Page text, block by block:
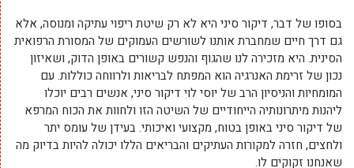
בסופו של דבר, דיקור סיני היא לא רק שיטת ריפוי עתיקה ומנוסה, אלא
גם דרך חיים שמחברת אותנו לשורשים העמוקים של המסורת הרפואית
הסינית. היא מזכירה לנו שהגוף והנפש קשורים באופן הדוק, ושאיזון
נכון של זרימת האנרגיה הוא המפתח לבריאות ולרווחה כוללות. עם
המומחיות והניסיון הרב של יוסי לוי דיקור סיני, אנשים רבים יוכלו
ליהנות מיתרונותיה הייחודיים של השיטה הזו ולחוות את הכוח המרפא
של דיקור סיני באופן בטוח, מקצועי ואיכותי. בעידן של עומס יתר
ולחצים, חזרה למקורות העתיקים והבריאים הללו יכולה להיות בדיוק מה
שאנחנו זקוקים לו.